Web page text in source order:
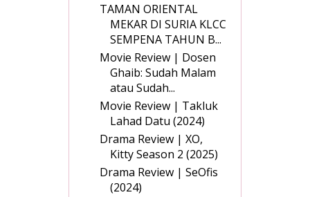
TAMAN ORIENTAL
MEKAR DI SURIA KLCC
SEMPENA TAHUN B...
Movie Review | Dosen
Ghaib: Sudah Malam
atau Sudah...
Movie Review | Takluk
Lahad Datu (2024)
Drama Review | XO,
Kitty Season 2 (2025)
Drama Review | SeOfis
(2024)